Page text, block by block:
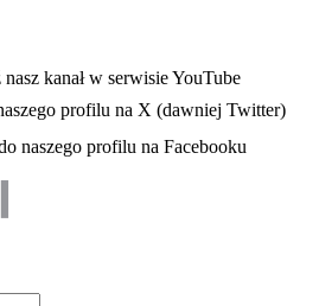
się w nowej karcie
kanał w serwisie YouTube
karcie profilu na X (dawniej Twitter)
się w nowej karcie
naszego profilu na Facebooku